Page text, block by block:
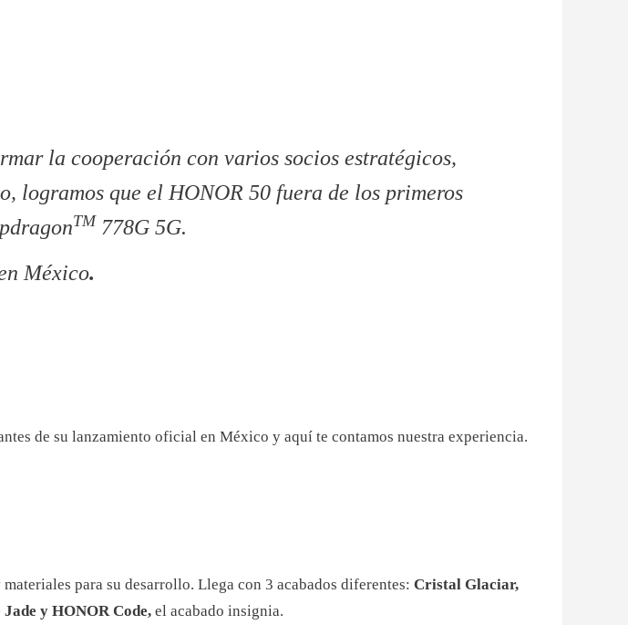
la cooperación con varios socios estratégicos,
logramos que el HONOR 50 fuera de los primeros
TM 778G 5G.
México.
de su lanzamiento oficial en México y aquí te contamos nuestra experiencia.
para su desarrollo. Llega con 3 acabados diferentes: Cristal Glaciar,
Jade y HONOR Code, el acabado insignia.